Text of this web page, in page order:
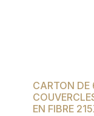
CARTON DE
EN FIBRE